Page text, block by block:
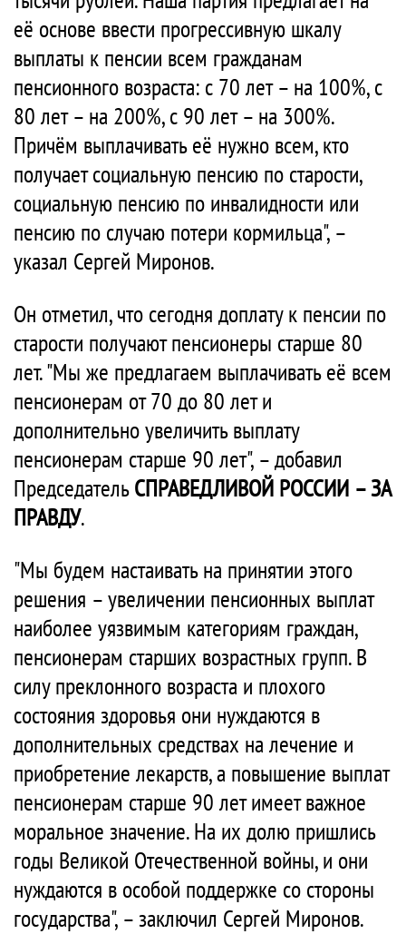
её основе ввести прогрессивную шкалу
выплаты к пенсии всем гражданам
пенсионного возраста: с 70 лет – на 100%, с
80 лет – на 200%, с 90 лет – на 300%.
Причём выплачивать её нужно всем, кто
получает социальную пенсию по старости,
социальную пенсию по инвалидности или
пенсию по случаю потери кормильца", –
указал Сергей Миронов.
Он отметил, что сегодня доплату к пенсии по
старости получают пенсионеры старше 80
лет. "Мы же предлагаем выплачивать её всем
пенсионерам от 70 до 80 лет и
дополнительно увеличить выплату
пенсионерам старше 90 лет", – добавил
ПредседательСПРАВЕДЛИВОЙ РОССИИ – ЗА
ПРАВДУ.
"Мы будем настаивать на принятии этого
решения – увеличении пенсионных выплат
наиболее уязвимым категориям граждан,
пенсионерам старших возрастных групп. В
силу преклонного возраста и плохого
состояния здоровья они нуждаются в
дополнительных средствах на лечение и
приобретение лекарств, а повышение выплат
пенсионерам старше 90 лет имеет важное
моральное значение. На их долю пришлись
годы Великой Отечественной войны, и они
нуждаются в особой поддержке со стороны
государства", – заключил Сергей Миронов.